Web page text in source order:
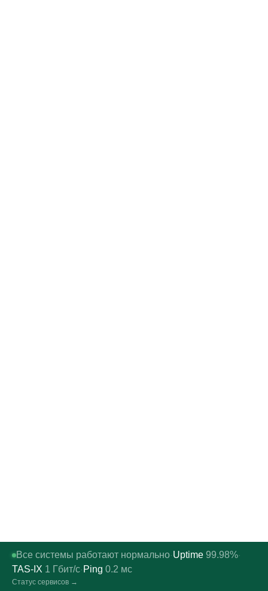
Все системы работают нормально·Uptime 99.98%·
TAS-IX 1 Гбит/с· Ping 0.2 мс
Статус сервисов →